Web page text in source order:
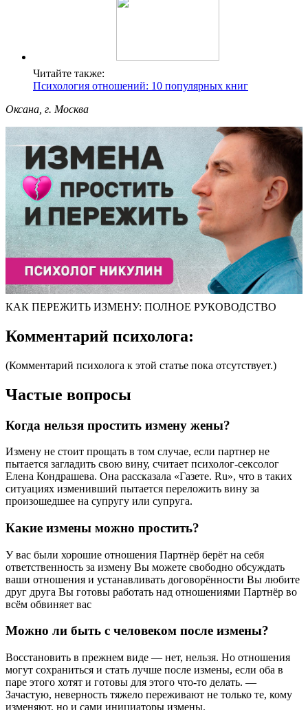
Читайте также:
Психология отношений: 10 популярных книг
Оксана, г. Москва
КАК ПЕРЕЖИТЬ ИЗМЕНУ: ПОЛНОЕ РУКОВОДСТВО
Комментарий психолога:
(Комментарий психолога к этой статье пока отсутствует.)
Частые вопросы
Когда нельзя простить измену жены?
Измену не стоит прощать в том случае, если партнер не
пытается загладить свою вину, считает психолог-сексолог
Елена Кондрашева. Она рассказала «Газете. Ru», что в таких
ситуациях изменивший пытается переложить вину за
произошедшее на супругу или супруга.
Какие измены можно простить?
У вас были хорошие отношения Партнёр берёт на себя
ответственность за измену Вы можете свободно обсуждать
ваши отношения и устанавливать договорённости Вы любите
друг друга Вы готовы работать над отношениями Партнёр во
всём обвиняет вас
Можно ли быть с человеком после измены?
Восстановить в прежнем виде — нет, нельзя. Но отношения
могут сохраниться и стать лучше после измены, если оба в
паре этого хотят и готовы для этого что-то делать. —
Зачастую, неверность тяжело переживают не только те, кому
изменяют, но и сами инициаторы измены.